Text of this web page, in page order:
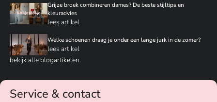
Grijze broek combineren dames? De beste stijltips en
kleuradvies
lees artikel
Welke schoenen draag je onder een lange jurk in de zomer?
lees artikel
bekijk alle blogartikelen
Service & contact